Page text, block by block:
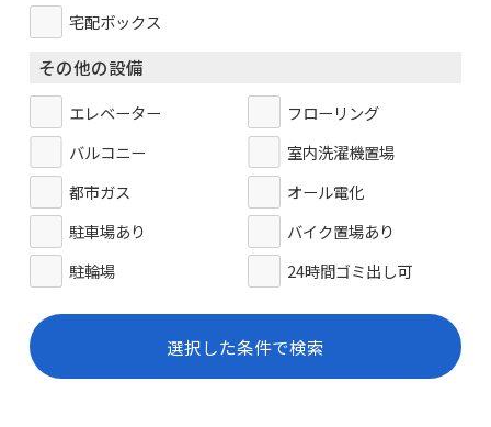
宅配ボックス
その他の設備
エレベーター
フローリング
バルコニー
室内洗濯機置場
都市ガス
オール電化
駐車場あり
バイク置場あり
駐輪場
24時間ゴミ出し可
選択した条件で検索